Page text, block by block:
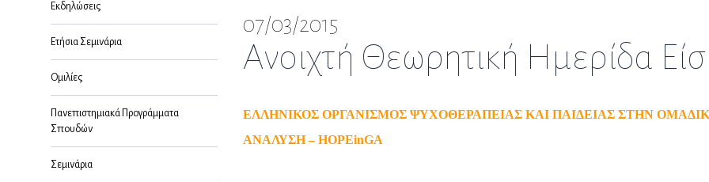
Εκδηλώσεις
Ετήσια Σεμινάρια
Ομιλίες
Πανεπιστημιακά Προγράμματα
Σπουδών
Σεμινάρια
07/03/2015
Ανοιχτή Θεωρητική Ημερίδα
ΕΛΛΗΝΙΚΟΣ ΟΡΓΑΝΙΣΜΟΣ ΨΥΧΟΘΕΡΑΠΕΙΑΣ ΚΑΙ ΠΑΙΔΕΙΑΣ ΣΤΗΝ
ΑΝΑΛΥΣΗ –HOPEinGA